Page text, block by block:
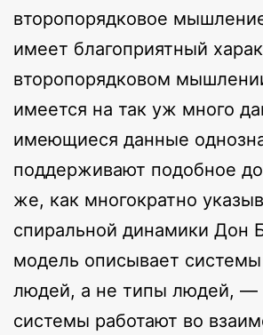
второпорядковое
имеет благоприятный
второпорядковом
имеется на так уж много
имеющиеся данные
поддерживают подобное
же, как многократно
спиральной динамики Дон
модель описывает
людей, а не типы людей, —
системы работают во